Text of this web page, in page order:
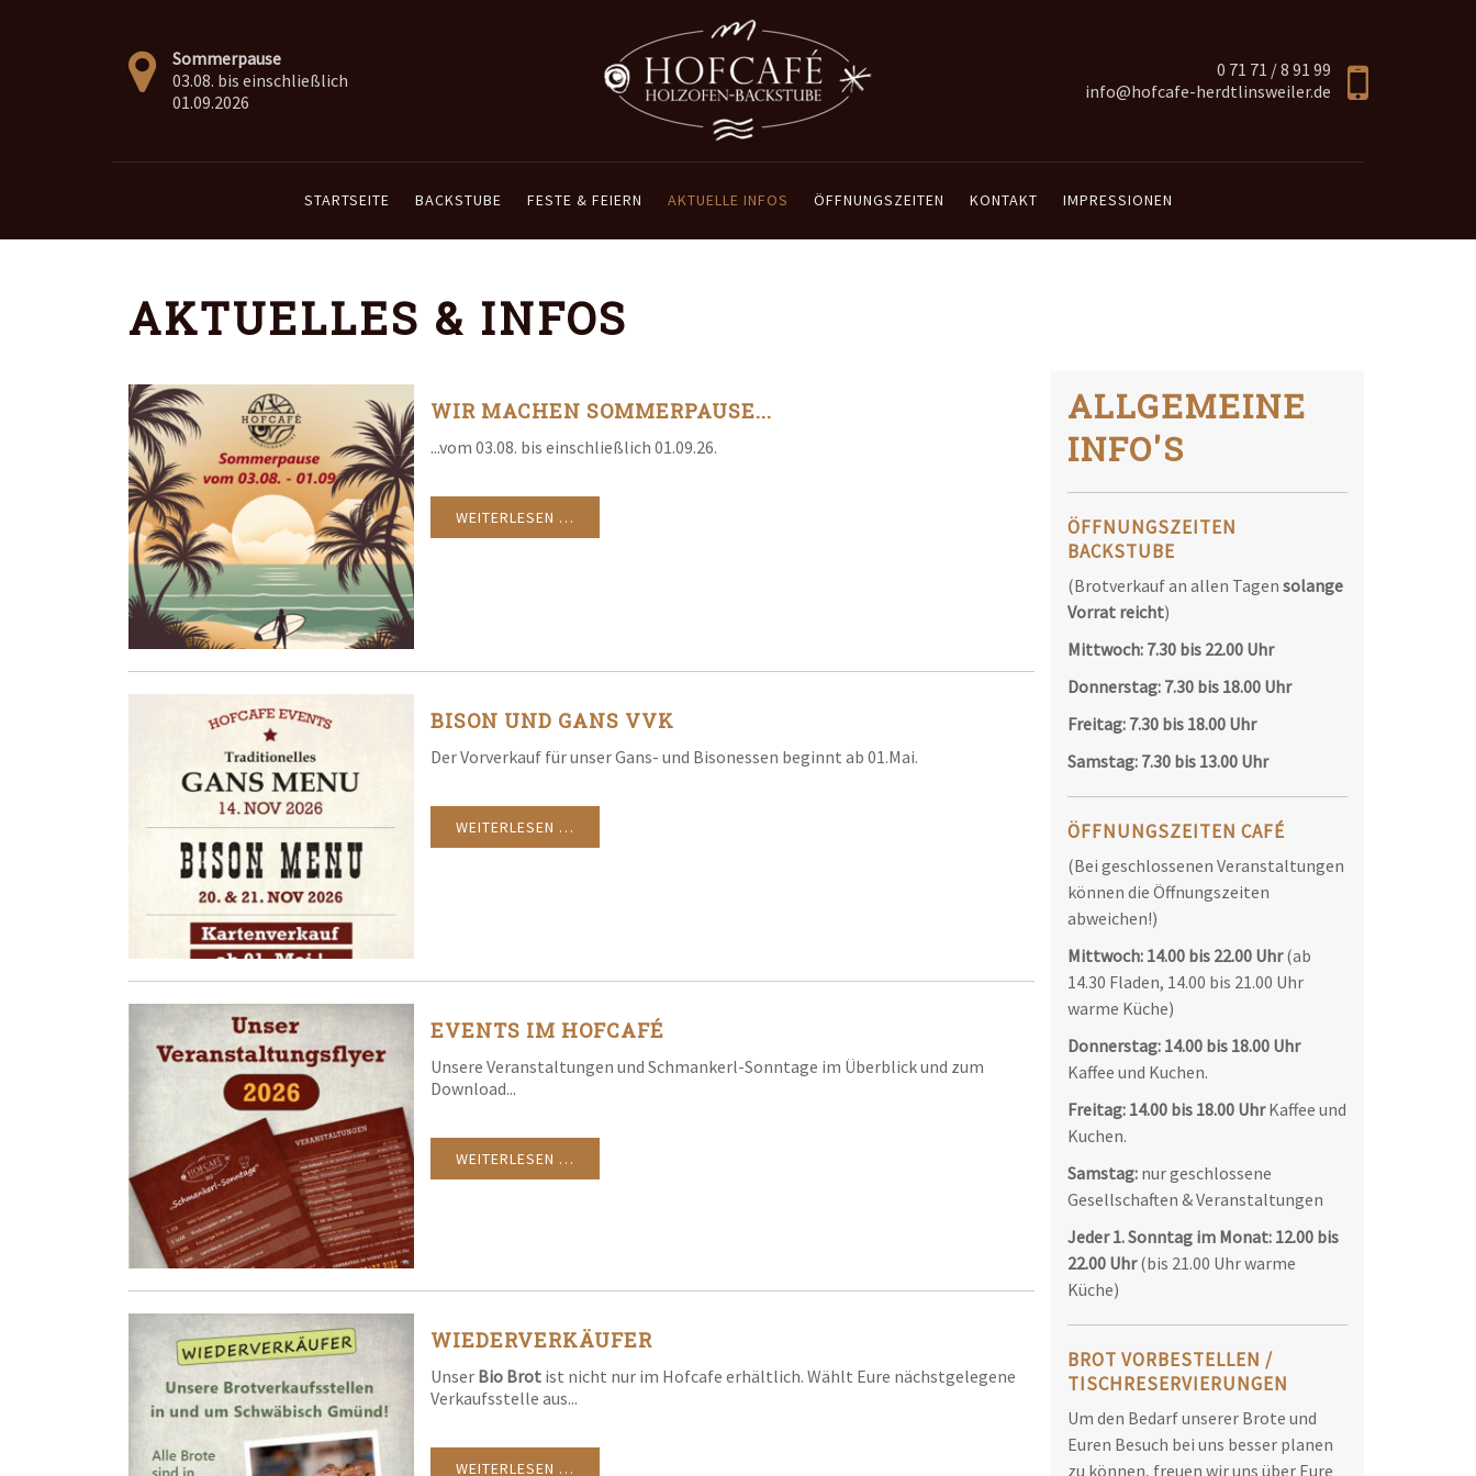
Sommerpause
03.08. bis einschließlich
01.09.2026
0 71 71 / 8 91 99
info@hofcafe-herdtlinsweiler.de
STARTSEITE BACKSTUBE FESTE & FEIERN AKTUELLE INFOS ÖFFNUNGSZEITEN KONTAKT IMPRESSIONEN
AKTUELLES & INFOS
WIR MACHEN SOMMERPAUSE...
...vom 03.08. bis einschließlich 01.09.26.
WEITERLESEN …
BISON UND GANS VVK
Der Vorverkauf für unser Gans- und Bisonessen beginnt ab 01.Mai.
WEITERLESEN …
EVENTS IM HOFCAFÉ
Unsere Veranstaltungen und Schmankerl-Sonntage im Überblick und zum
Download...
WEITERLESEN …
WIEDERVERKÄUFER
Unser Bio Brotist nicht nur im Hofcafe erhältlich. Wählt Eure nächstgelegene
Verkaufsstelle aus...
WEITERLESEN …
ALLGEMEINE
INFO'S
ÖFFNUNGSZEITEN
BACKSTUBE
(Brotverkauf an allen Tagen solange
Vorrat reicht)
Mittwoch: 7.30 bis 22.00 Uhr
Donnerstag: 7.30 bis 18.00 Uhr
Freitag: 7.30 bis 18.00 Uhr
Samstag: 7.30 bis 13.00 Uhr
ÖFFNUNGSZEITEN CAFÉ
(Bei geschlossenen Veranstaltungen
können die Öffnungszeiten
abweichen!)
Mittwoch: 14.00 bis 22.00 Uhr(ab
14.30 Fladen, 14.00 bis 21.00 Uhr
warme Küche)
Donnerstag: 14.00 bis 18.00 Uhr
Kaffee und Kuchen.
Freitag: 14.00 bis 18.00 UhrKaffee und
Kuchen.
Samstag: nur geschlossene
Gesellschaften & Veranstaltungen
Jeder 1. Sonntag im Monat: 12.00 bis
22.00 Uhr(bis 21.00 Uhr warme
Küche)
BROT VORBESTELLEN /
TISCHRESERVIERUNGEN
Um den Bedarf unserer Brote und
Euren Besuch bei uns besser planen
zu können, freuen wir uns über Eure